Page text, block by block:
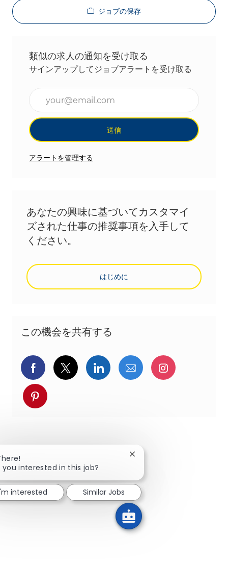
ジョブの保存
類似の求人の通知を受け取る
サインアップしてジョブアラートを受け取る
送信
アラートを管理する
あなたの興味に基づいてカスタマイ
ズされた仕事の推奨事項を入手して
ください。
はじめに
この機会を共有する
Facebookでシェア
ツイッターで共有
LinkedInで共有
メールで共有Instagram
pinterestでシェア
you interested in this job?
Close chatbot notification
interested Similar Jobs